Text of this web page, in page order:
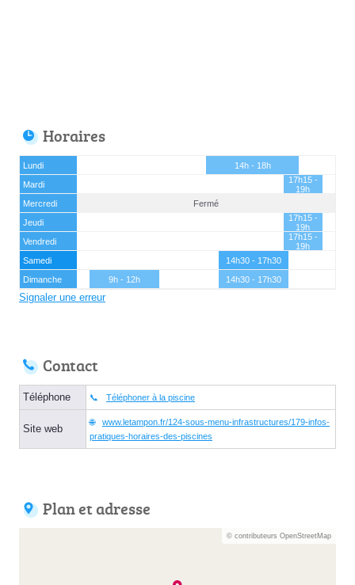
Horaires
Lundi
14h - 18h
Mardi
17h15 -
19h
Mercredi
Fermé
Jeudi
17h15 -
19h
Vendredi
17h15 -
19h
Samedi
14h30 - 17h30
Dimanche
9h - 12h 14h30 - 17h30
Signaler une erreur
Contact
Téléphone Téléphoner à la piscine
Site web
www.letampon.fr/124-sous-menu-infrastructures/179-infos-
pratiques-horaires-des-piscines
Plan et adresse
© contributeurs OpenStreetMap